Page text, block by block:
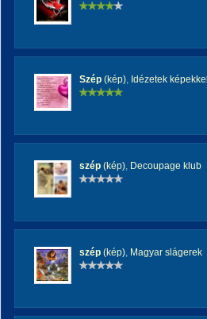
Szép (kép), Idézetek képekkel
szép (kép), Decoupage klub
szép (kép), Magyar slágerek